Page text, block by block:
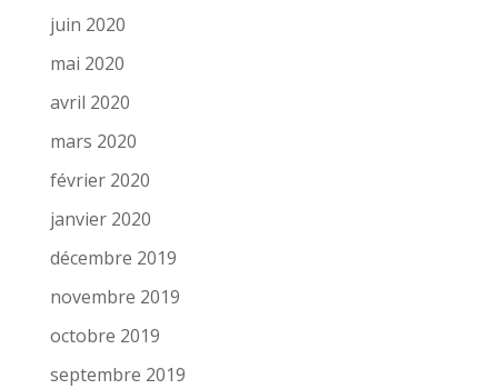
juin 2020
mai 2020
avril 2020
mars 2020
février 2020
janvier 2020
décembre 2019
novembre 2019
octobre 2019
septembre 2019